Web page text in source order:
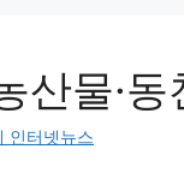
산물·
인터넷뉴스